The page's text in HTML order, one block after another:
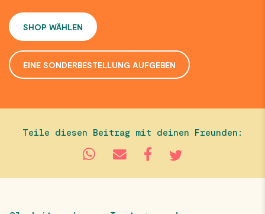
SHOP WÄHLEN
EINE SONDERBESTELLUNG AUFGEBEN
Teile diesen Beitrag mit deinen Freunden: